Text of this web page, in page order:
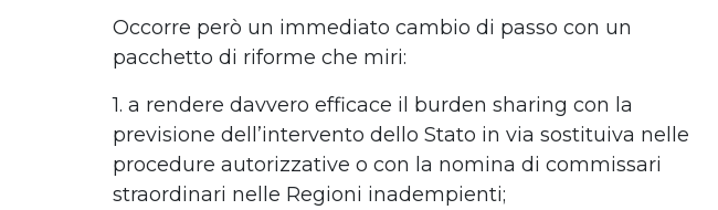
Occorre però un immediato cambio di passo con un
pacchetto di riforme che miri:
1. a rendere davvero efficace il burden sharing con la
previsione dell’intervento dello Stato in via sostituiva nelle
procedure autorizzative o con la nomina di commissari
straordinari nelle Regioni inadempienti;